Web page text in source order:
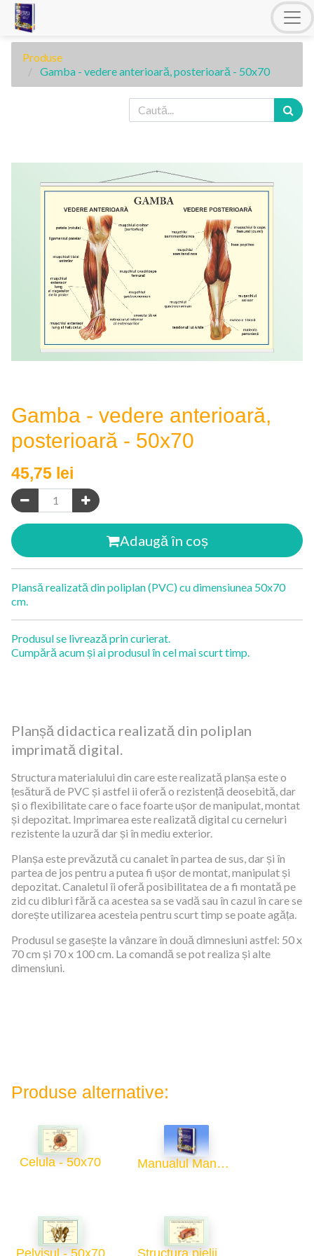
Produse
Gamba - vedere anterioară, posterioară - 50x70
Gamba - vedere anterioară,
posterioară - 50x70
45,75 lei
Adaugă în coș
Plansă realizată din poliplan (PVC) cu dimensiunea 50x70
cm.
Produsul se livrează prin curierat.
Cumpără acum și ai produsul în cel mai scurt timp.
Planșă didactica realizată din poliplan
imprimată digital.
Structura materialului din care este realizată planșa este o
țesătură de PVC și astfel ii oferă o rezistență deosebită, dar
și o flexibilitate care o face foarte ușor de manipulat, montat
și depozitat. Imprimarea este realizată digital cu cerneluri
rezistente la uzură dar și în mediu exterior.
Planșa este prevăzută cu canalet în partea de sus, dar și în
partea de jos pentru a putea fi ușor de montat, manipulat și
depozitat. Canaletul îi oferă posibilitatea de a fi montată pe
zid cu dibluri fără ca acestea sa se vadă sau în cazul în care se
dorește utilizarea acesteia pentru scurt timp se poate agăța.
Produsul se gasește la vânzare în două dimnesiuni astfel: 50 x
70 cm și 70 x 100 cm. La comandă se pot realiza și alte
dimensiuni.
Produse alternative:
Celula - 50x70 Manualul Manualelor